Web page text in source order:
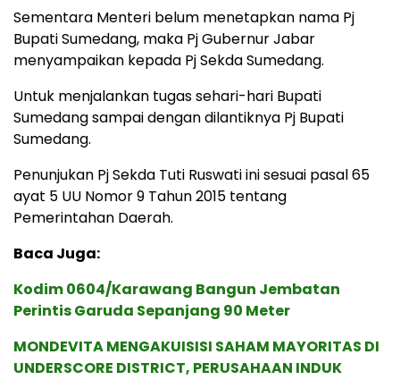
Sementara Menteri belum menetapkan nama Pj
Bupati Sumedang, maka Pj Gubernur Jabar
menyampaikan kepada Pj Sekda Sumedang.
Untuk menjalankan tugas sehari-hari Bupati
Sumedang sampai dengan dilantiknya Pj Bupati
Sumedang.
Penunjukan Pj Sekda Tuti Ruswati ini sesuai pasal 65
ayat 5 UU Nomor 9 Tahun 2015 tentang
Pemerintahan Daerah.
Baca Juga:
Kodim 0604/Karawang Bangun Jembatan
Perintis Garuda Sepanjang 90 Meter
MONDEVITA MENGAKUISISI SAHAM MAYORITAS DI
UNDERSCORE DISTRICT, PERUSAHAAN INDUK